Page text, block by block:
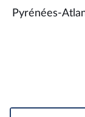
Pyrénées-